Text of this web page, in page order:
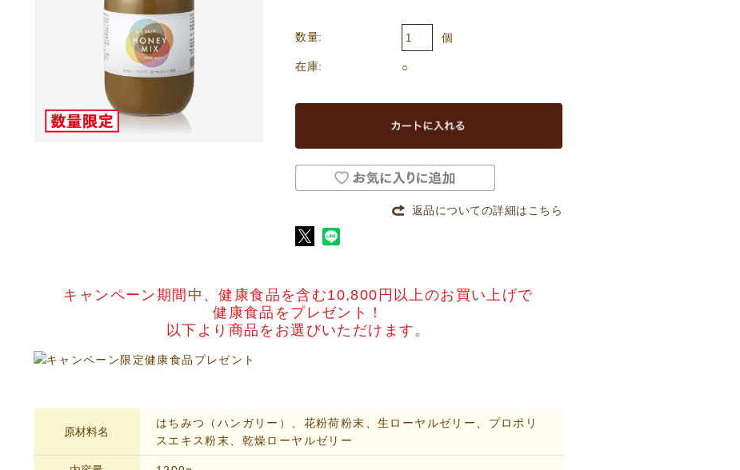
数量: 個
在庫: ○
返品についての詳細はこちら
キャンペーン期間中、健康食品を含む10,800円以上のお買い上げで
健康食品をプレゼント！
以下より商品をお選びいただけます。
原材料名
はちみつ（ハンガリー）、花粉荷粉末、生ローヤルゼリー、プロポリ
スエキス粉末、乾燥ローヤルゼリー